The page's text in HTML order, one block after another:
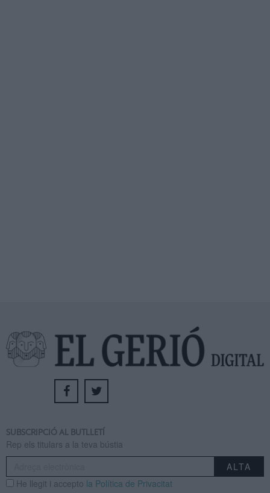
SUBSCRIPCIÓ AL BUTLLETÍ
Rep els titulars a la teva bústia
He llegit i accepto la Política de Privacitat